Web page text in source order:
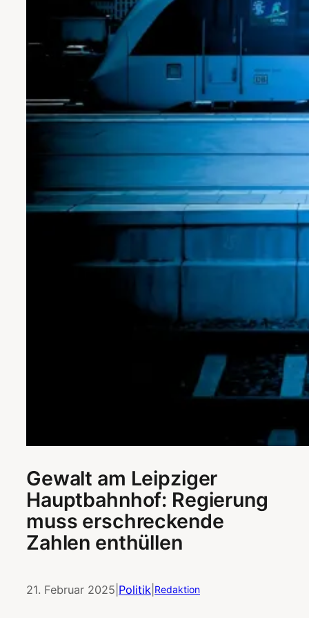
Gewalt am Leipziger
Hauptbahnhof: Regierung
muss erschreckende
Zahlen enthüllen
21. Februar 2025 Politik Redaktion